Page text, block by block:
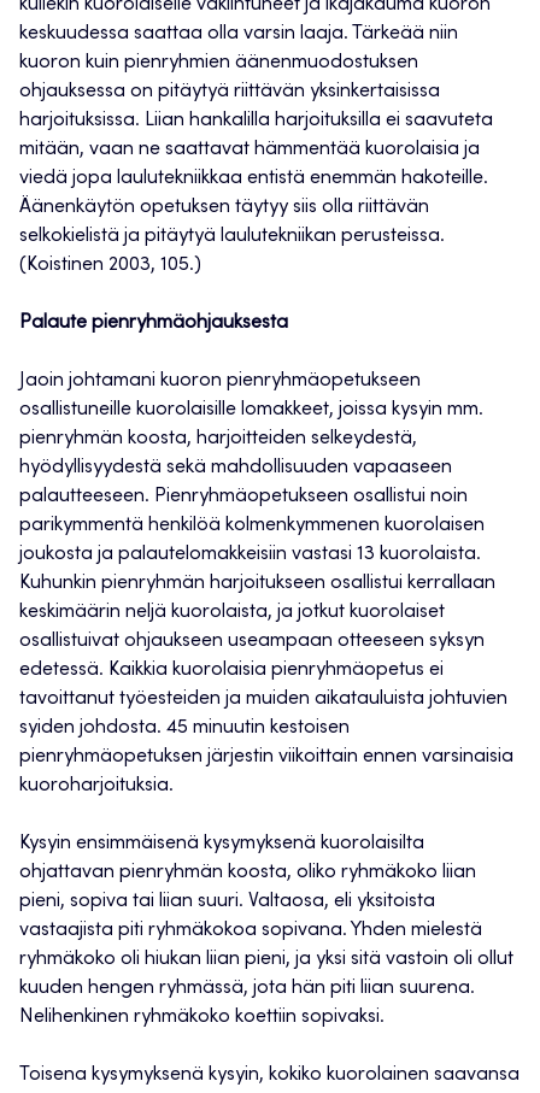
kullekin kuorolaiselle vakiintuneet ja ikäjakauma kuoron
keskuudessa saattaa olla varsin laaja. Tärkeää niin
kuoron kuin pienryhmien äänenmuodostuksen
ohjauksessa on pitäytyä riittävän yksinkertaisissa
harjoituksissa. Liian hankalilla harjoituksilla ei saavuteta
mitään, vaan ne saattavat hämmentää kuorolaisia ja
viedä jopa laulutekniikkaa entistä enemmän hakoteille.
Äänenkäytön opetuksen täytyy siis olla riittävän
selkokielistä ja pitäytyä laulutekniikan perusteissa.
(Koistinen 2003, 105.)
Palaute pienryhmäohjauksesta
Jaoin johtamani kuoron pienryhmäopetukseen
osallistuneille kuorolaisille lomakkeet, joissa kysyin mm.
pienryhmän koosta, harjoitteiden selkeydestä,
hyödyllisyydestä sekä mahdollisuuden vapaaseen
palautteeseen. Pienryhmäopetukseen osallistui noin
parikymmentä henkilöä kolmenkymmenen kuorolaisen
joukosta ja palautelomakkeisiin vastasi 13 kuorolaista.
Kuhunkin pienryhmän harjoitukseen osallistui kerrallaan
keskimäärin neljä kuorolaista, ja jotkut kuorolaiset
osallistuivat ohjaukseen useampaan otteeseen syksyn
edetessä. Kaikkia kuorolaisia pienryhmäopetus ei
tavoittanut työesteiden ja muiden aikatauluista johtuvien
syiden johdosta. 45 minuutin kestoisen
pienryhmäopetuksen järjestin viikoittain ennen varsinaisia
kuoroharjoituksia.
Kysyin ensimmäisenä kysymyksenä kuorolaisilta
ohjattavan pienryhmän koosta, oliko ryhmäkoko liian
pieni, sopiva tai liian suuri. Valtaosa, eli yksitoista
vastaajista piti ryhmäkokoa sopivana. Yhden mielestä
ryhmäkoko oli hiukan liian pieni, ja yksi sitä vastoin oli ollut
kuuden hengen ryhmässä, jota hän piti liian suurena.
Nelihenkinen ryhmäkoko koettiin sopivaksi.
Toisena kysymyksenä kysyin, kokiko kuorolainen saavansa